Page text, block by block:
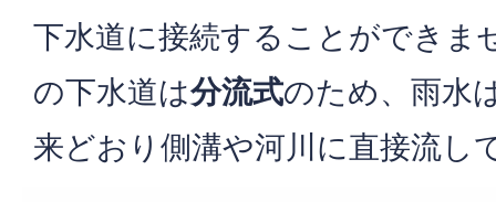
下水道に接続することができま
の下水道は分流式のため、雨水
来どおり側溝や河川に直接流し